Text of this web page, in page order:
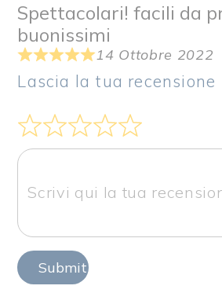
Spettacolari! facili da
buonissimi
14 Ottobre 2022
Lascia la tua recensione
Submit Review